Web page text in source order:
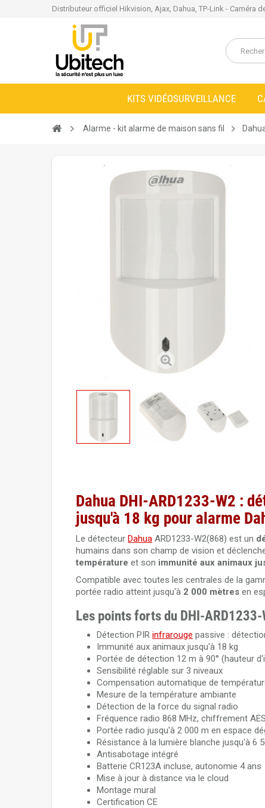
Distributeur officiel Hikvision, Ajax, Dahua, TP-Link - Caméra
KITS VIDÉOSURVEILLANCE
Alarme - kit alarme de maison sans fil
Dahua DHI-ARD1233-W2 :
jusqu'à 18 kg pour alarme
Le détecteur Dahua ARD1233-W2(868) est un
humains dans son champ de vision et
température et son immunité aux animaux
Compatible avec toutes les centrales de la
portée radio atteint jusqu'à 2 000 mètres en
Les points forts du DHI-ARD1233-
Détection PIR infrarouge passive :
Immunité aux animaux jusqu'à 18 kg
Portée de détection 12 m à 90° (hauteur
Sensibilité réglable sur 3 niveaux
Compensation automatique de
Mesure de la température ambiante
Détection de la force du signal radio
Fréquence radio 868 MHz, chiffrement
Portée radio jusqu'à 2 000 m en espace
Résistance à la lumière blanche jusqu'à 6
Antisabotage intégré
Batterie CR123A incluse, autonomie 4 ans
Mise à jour à distance via le cloud
Montage mural
Certification CE